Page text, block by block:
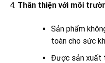
Thân thiện với môi
Sản phẩm
toàn cho sức
Được sản xuất